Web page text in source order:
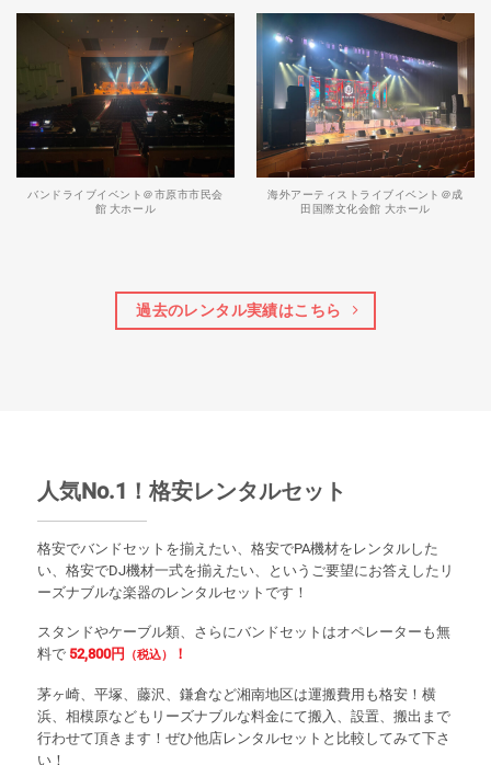
バンドライブイベント＠市原市市民会
館 大ホール
海外アーティストライブイベント＠成
田国際文化会館 大ホール
過去のレンタル実績はこちら
人気No.1！格安レンタルセット
格安でバンドセットを揃えたい、格安でPA機材をレンタルした
い、格安でDJ機材一式を揃えたい、というご要望にお答えしたリ
ーズナブルな楽器のレンタルセットです！
スタンドやケーブル類、さらにバンドセットはオペレーターも無
料で52,800円 （税込） ！
茅ヶ崎、平塚、藤沢、鎌倉など湘南地区は運搬費用も格安！横
浜、相模原などもリーズナブルな料金にて搬入、設置、搬出まで
行わせて頂きます！ぜひ他店レンタルセットと比較してみて下さ
い！